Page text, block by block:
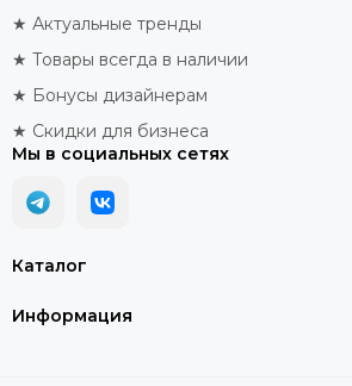
Каталог
Информация
★ Актуальные тренды
★ Товары всегда в наличии
★ Бонусы дизайнерам
★ Скидки для бизнеса
Мы в социальных сетях